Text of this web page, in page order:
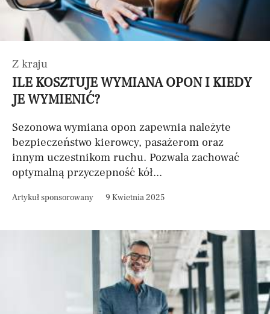
Z kraju
ILE KOSZTUJE WYMIANA OPON I KIEDY
JE WYMIENIĆ?
Sezonowa wymiana opon zapewnia należyte
bezpieczeństwo kierowcy, pasażerom oraz
innym uczestnikom ruchu. Pozwala zachować
optymalną przyczepność kół...
Artykuł sponsorowany 9 Kwietnia 2025